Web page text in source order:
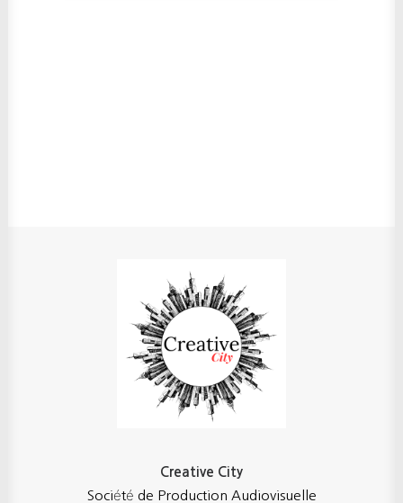
Creative City
Société de Production Audiovisuelle